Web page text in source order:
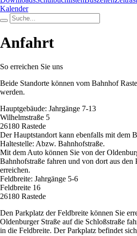
Kalender
Anfahrt
So erreichen Sie uns
Beide Standorte können vom Bahnhof
werden.
Hauptgebäude: Jahrgänge 7-13
Wilhelmstraße 5
26180 Rastede
Der Hauptstandort kann ebenfalls mit dem
Haltestelle: Abzw. Bahnhofstraße.
Mit dem Auto können Sie von der
Bahnhofstraße fahren und von dort aus den
erreichen.
Feldbreite: Jahrgänge 5-6
Feldbreite 16
26180 Rastede
Den Parkplatz der Feldbreite können Sie
Oldenburger Straße auf die Schloßstraße
in die Feldbreite. Der Parkplatz befindet